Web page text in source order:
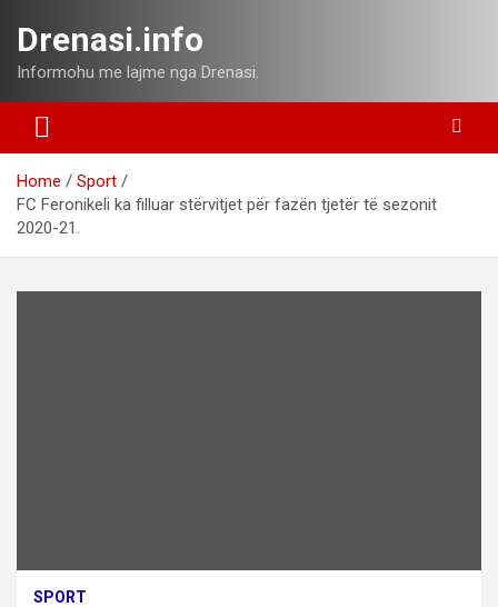
content
Drenasi.info
Informohu me lajme nga Drenasi.
Home
Sport
FC Feronikeli ka filluar stërvitjet për fazën tjetër të sezonit
2020-21.
SPORT